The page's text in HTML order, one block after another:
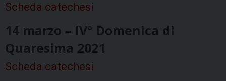
Scheda catechesi
14 marzo – IV° Domenica di
Quaresima 2021
Scheda catechesi